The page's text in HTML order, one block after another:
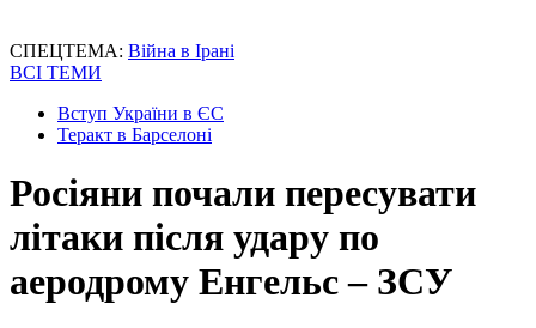
СПЕЦТЕМА: Війна в Ірані
ВСІ ТЕМИ
Вступ України в ЄС
Теракт в Барселоні
Росіяни почали пересувати
літаки після удару по
аеродрому Енгельс – ЗСУ